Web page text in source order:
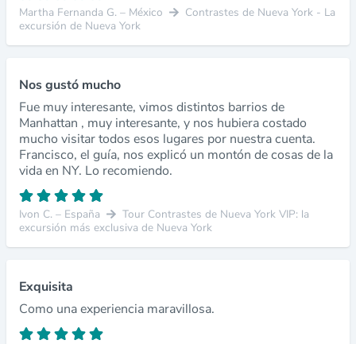
Martha Fernanda G. – México
Contrastes de Nueva York - La
excursión de Nueva York
Nos gustó mucho
Fue muy interesante, vimos distintos barrios de
Manhattan , muy interesante, y nos hubiera costado
mucho visitar todos esos lugares por nuestra cuenta.
Francisco, el guía, nos explicó un montón de cosas de la
vida en NY. Lo recomiendo.
Ivon C. – España
Tour Contrastes de Nueva York VIP: la
excursión más exclusiva de Nueva York
Exquisita
Como una experiencia maravillosa.